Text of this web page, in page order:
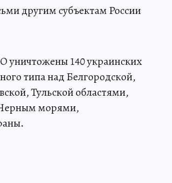
другим субъектам России
уничтожены 140 украинских
типа над Белгородской,
Тульской областями,
морями,